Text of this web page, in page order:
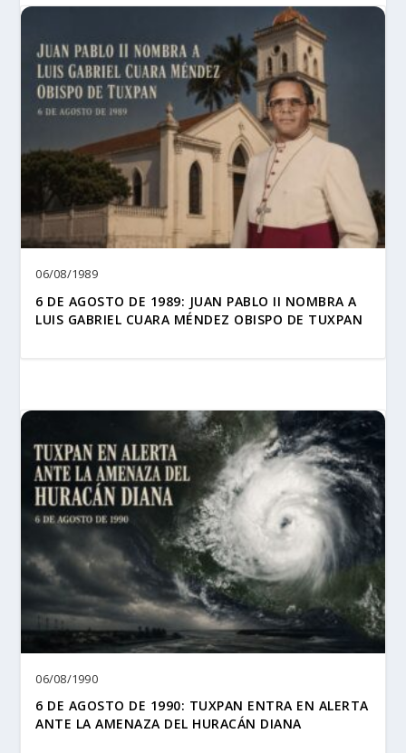
06/08/1989
6 DE AGOSTO DE 1989: JUAN PABLO II NOMBRA A
LUIS GABRIEL CUARA MÉNDEZ OBISPO DE TUXPAN
06/08/1990
6 DE AGOSTO DE 1990: TUXPAN ENTRA EN ALERTA
ANTE LA AMENAZA DEL HURACÁN DIANA